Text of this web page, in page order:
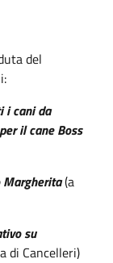
del
i cani da
il cane Boss
(a
su
di Cancelleri)